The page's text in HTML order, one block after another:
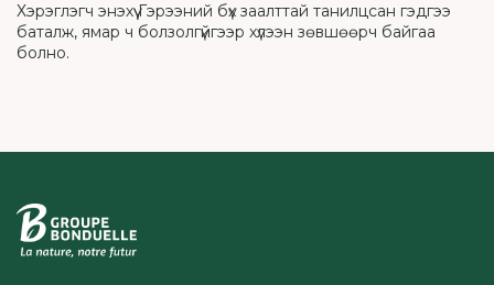
Хэрэглэгч энэхүү Гэрээний бүх заалттай танилцсан гэдгээ
баталж, ямар ч болзолгүйгээр хүлээн зөвшөөрч байгаа
болно.